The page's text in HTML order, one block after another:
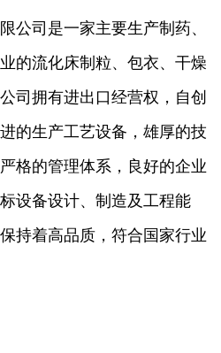
公司是一家主要生产制药、
的流化床制粒、包衣、干燥
司拥有进出口经营权，自创
的生产工艺设备，雄厚的技
格的管理体系，良好的企业
设备设计、制造及工程能
持着高品质，符合国家行业